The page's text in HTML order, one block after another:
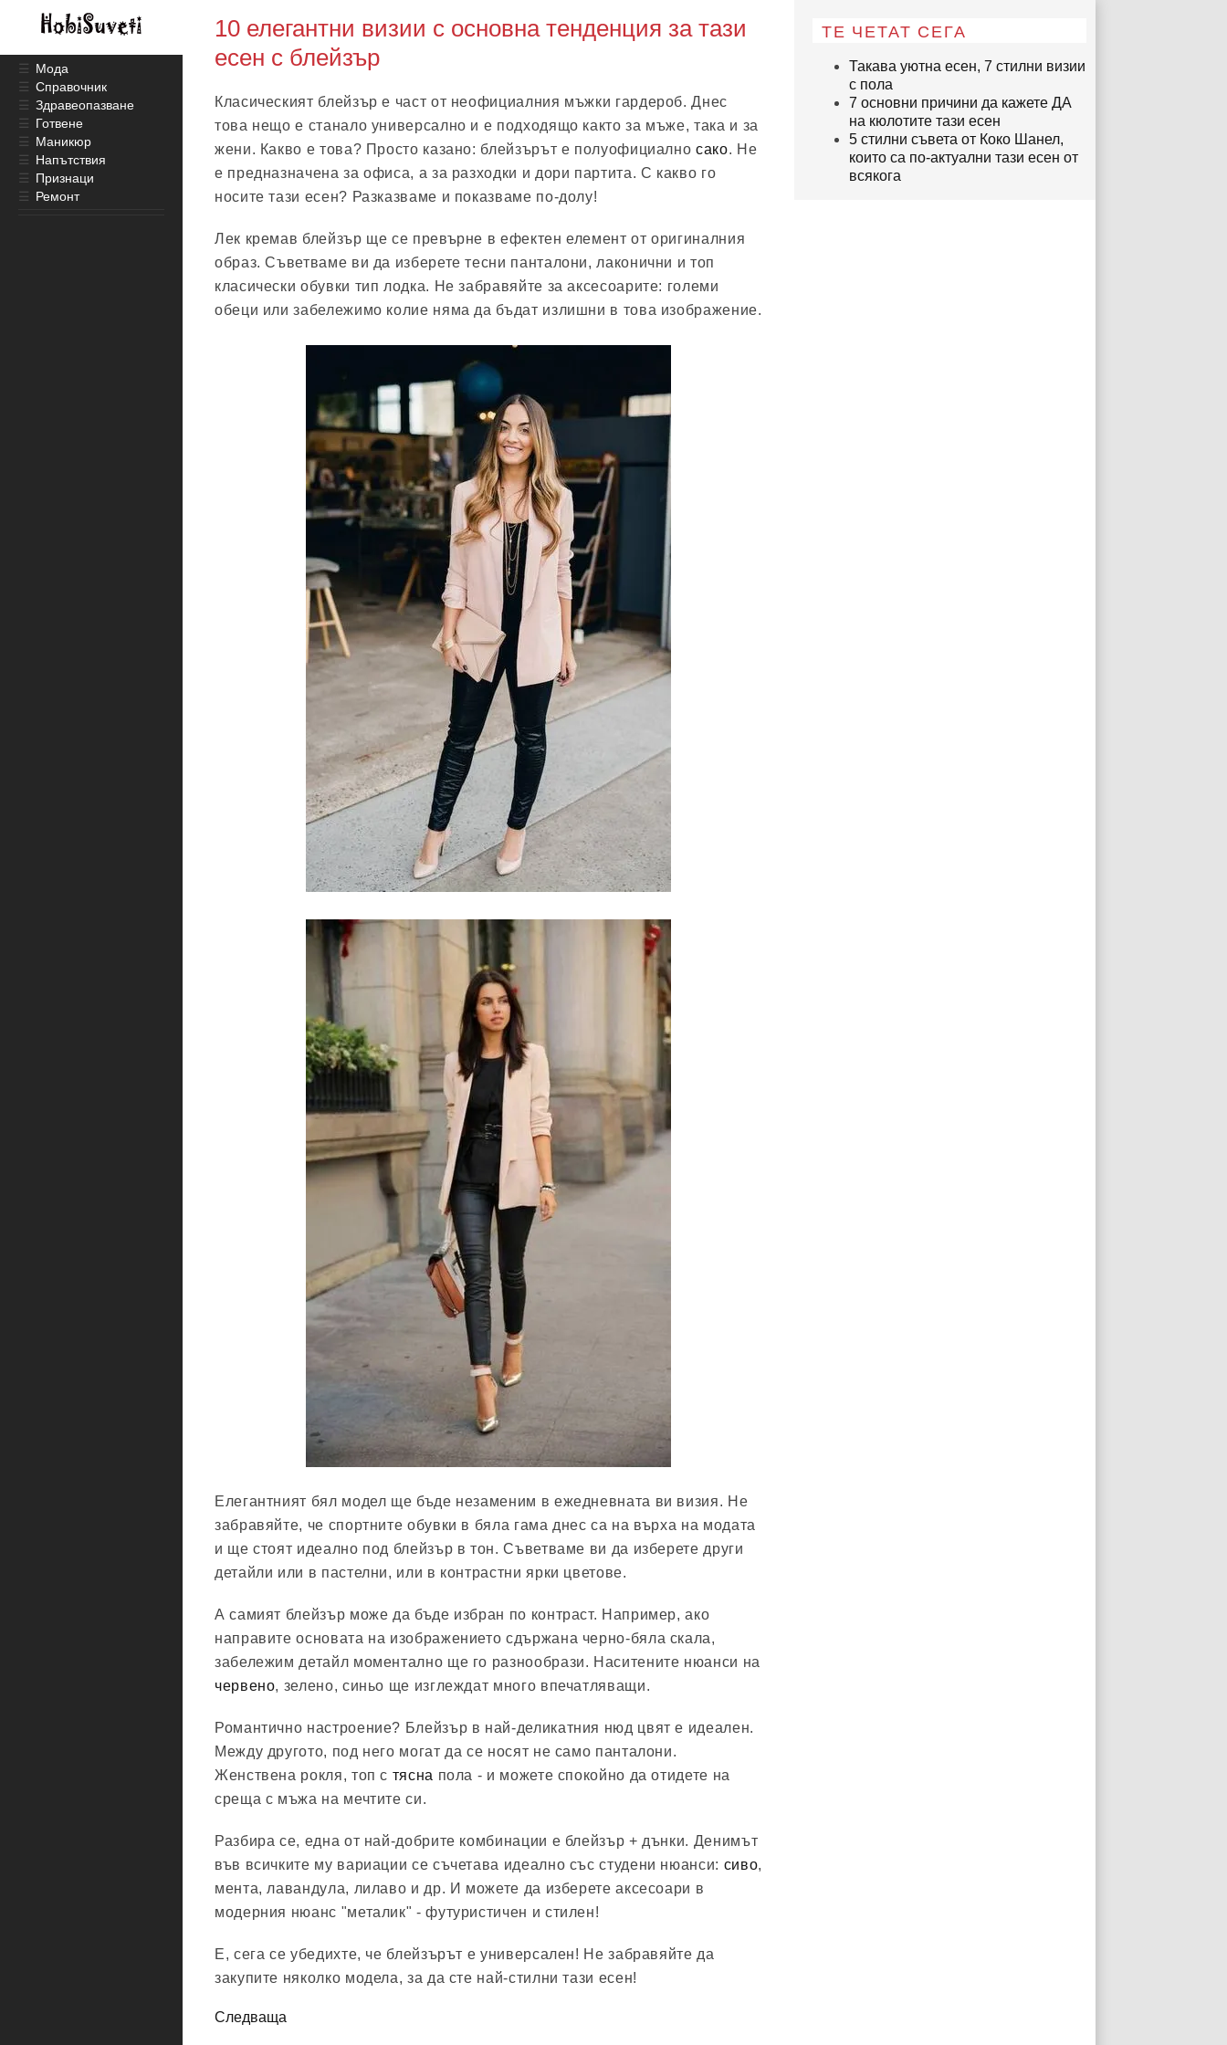
10 елегантни визии с основна тенденция за тази
есен с блейзър
Класическият блейзър е част от неофициалния мъжки гардероб. Днес
това нещо е станало универсално и е подходящо както за мъже, така и за
жени. Какво е това? Просто казано: блейзърът е полуофициалносако. Не
е предназначена за офиса, а за разходки и дори партита. С какво го
носите тази есен? Разказваме и показваме по-долу!
Лек кремав блейзър ще се превърне в ефектен елемент от оригиналния
образ. Съветваме ви да изберете тесни панталони, лаконични и топ
класически обувки тип лодка. Не забравяйте за аксесоарите: големи
обеци или забележимо колие няма да бъдат излишни в това изображение.
Елегантният бял модел ще бъде незаменим в ежедневната ви визия. Не
забравяйте, че спортните обувки в бяла гама днес са на върха на модата
и ще стоят идеално под блейзър в тон. Съветваме ви да изберете други
детайли или в пастелни, или в контрастни ярки цветове.
А самият блейзър може да бъде избран по контраст. Например, ако
направите основата на изображението сдържана черно-бяла скала,
забележим детайл моментално ще го разнообрази. Наситените нюанси на
червено, зелено, синьо ще изглеждат много впечатляващи.
Романтично настроение? Блейзър в най-деликатния нюд цвят е идеален.
Между другото, под него могат да се носят не само панталони.
Женствена рокля, топ с тясна пола - и можете спокойно да отидете на
среща с мъжа на мечтите си.
Разбира се, една от най-добрите комбинации е блейзър + дънки. Денимът
във всичките му вариации се съчетава идеално със студени нюанси: сиво,
мента, лавандула, лилаво и др. И можете да изберете аксесоари в
модерния нюанс "металик" - футуристичен и стилен!
Е, сега се убедихте, че блейзърът е универсален! Не забравяйте да
закупите няколко модела, за да сте най-стилни тази есен!
Следваща
ТЕ ЧЕТАТ СЕГА
Такава уютна есен, 7 стилни визии
с пола
7 основни причини да кажете ДА
на кюлотите тази есен
5 стилни съвета от Коко Шанел,
които са по-актуални тази есен от
всякога
☰ Мода
☰ Справочник
☰ Здравеопазване
☰ Готвене
☰ Маникюр
☰ Напътствия
☰ Признаци
☰ Ремонт